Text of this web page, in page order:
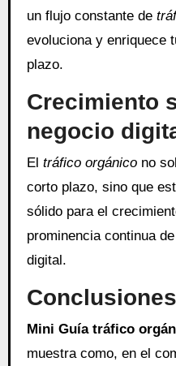
un flujo constante de
evoluciona y enriquece
plazo.
Crecimiento
negocio
El tráfico orgánicono
corto plazo, sino que
sólido para el
prominencia continua
digital.
Conclusiones
Mini Guía tráfico
muestra como, en el